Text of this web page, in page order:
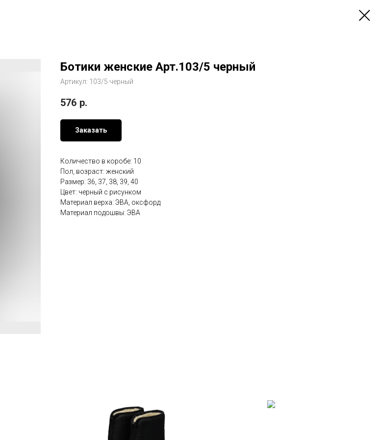
Ботики женские Арт.103/5 черный
Артикул: 103/5 черный
576 р.
Заказать
Количество в коробе: 10
Пол, возраст: женский
Размер: 36, 37, 38, 39, 40
Цвет: черный с рисунком
Материал верха: ЭВА, оксфорд
Материал подошвы: ЭВА